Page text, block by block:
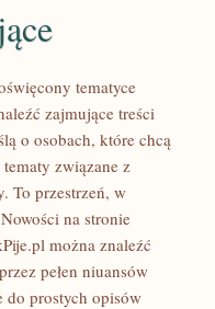
tematyce
zajmujące treści
o osobach, które chcą
związane z
To przestrzeń, w
na stronie
można znaleźć
pełen niuansów
do prostych opisów